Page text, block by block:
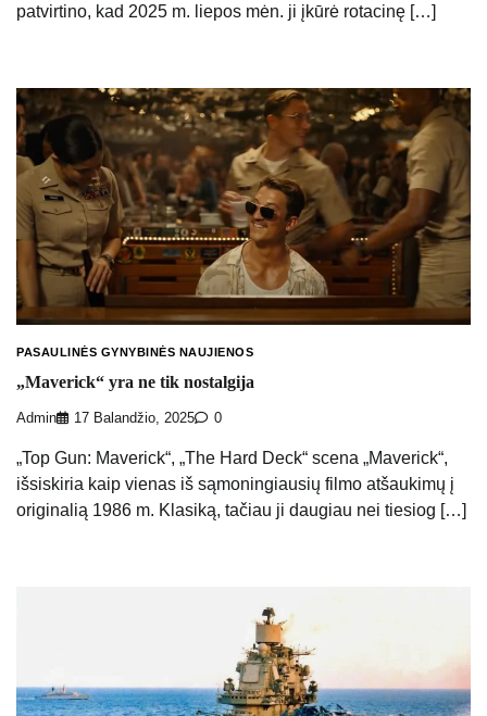
patvirtino, kad 2025 m. liepos mėn. ji įkūrė rotacinę […]
PASAULINĖS GYNYBINĖS NAUJIENOS
„Maverick“ yra ne tik nostalgija
Admin 17 Balandžio, 2025 0
„Top Gun: Maverick“, „The Hard Deck“ scena „Maverick“,
išsiskiria kaip vienas iš sąmoningiausių filmo atšaukimų į
originalią 1986 m. Klasiką, tačiau ji daugiau nei tiesiog […]